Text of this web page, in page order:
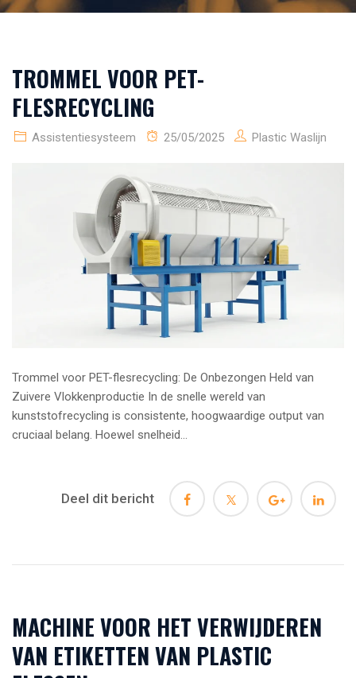
TROMMEL VOOR PET-
FLESRECYCLING
Assistentiesysteem 25/05/2025 Plastic Waslijn
Trommel voor PET-flesrecycling: De Onbezongen Held van
Zuivere Vlokkenproductie In de snelle wereld van
kunststofrecycling is consistente, hoogwaardige output van
cruciaal belang. Hoewel snelheid...
Deel dit bericht
MACHINE VOOR HET VERWIJDEREN
VAN ETIKETTEN VAN PLASTIC